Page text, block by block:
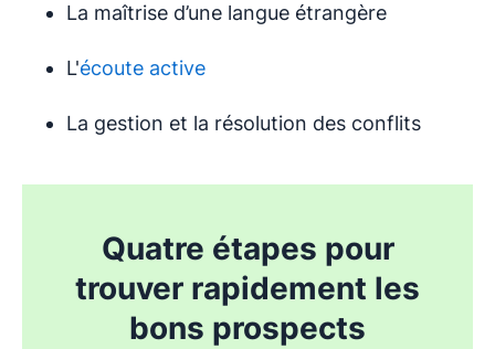
La maîtrise d’une langue étrangère
L'écoute active
La gestion et la résolution des conflits
Quatre étapes pour
trouver rapidement les
bons prospects